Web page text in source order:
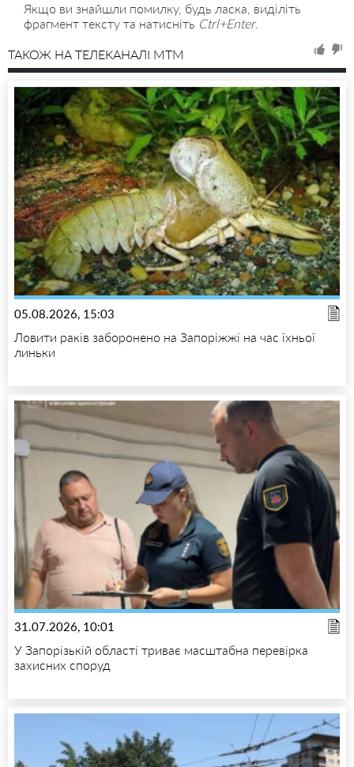
Якщо ви знайшли помилку, будь ласка, виділіть
фрагмент тексту та натисніть Ctrl+Enter.
ТАКОЖ НА ТЕЛЕКАНАЛІ MTM
05.08.2026, 15:03
Ловити раків заборонено на Запоріжжі на час їхньої
линьки
31.07.2026, 10:01
У Запорізькій області триває масштабна перевірка
захисних споруд